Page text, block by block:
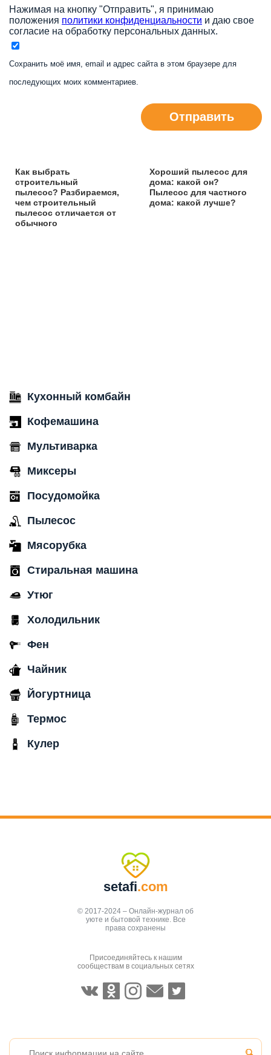
Нажимая на кнопку "Отправить", я принимаю
положения политики конфиденциальности и даю свое
согласие на обработку персональных данных.
Сохранить моё имя, email и адрес сайта в этом браузере для
последующих моих комментариев.
Отправить
Как выбрать
строительный
пылесос? Разбираемся,
чем строительный
пылесос отличается от
обычного
Хороший пылесос для
дома: какой он?
Пылесос для частного
дома: какой лучше?
Кухонный комбайн
Кофемашина
Мультиварка
Миксеры
Посудомойка
Пылесос
Мясорубка
Стиральная машина
Утюг
Холодильник
Фен
Чайник
Йогуртница
Термос
Кулер
setafi.com
© 2017-2024 – Онлайн-журнал об
уюте и бытовой технике. Все
права сохранены
Присоединяйтесь к нашим
сообществам в социальных сетях